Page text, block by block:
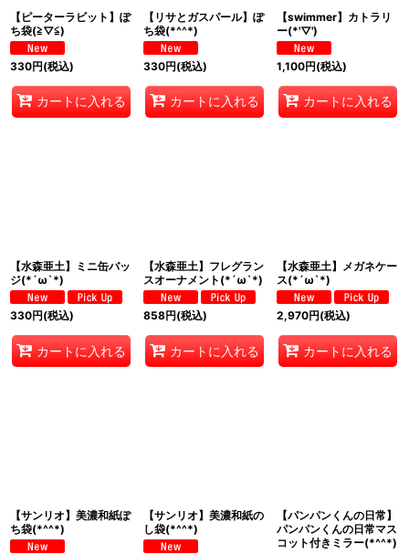
【ピーターラビット】ぽ
ち袋(≧▽≦)
330円(税込)
カートに入れる
【リサとガスパール】ぽ
ち袋(*^^*)
330円(税込)
カートに入れる
【swimmer】カトラリ
ー(*'▽')
1,100円(税込)
カートに入れる
【水森亜土】ミニ缶バッ
ジ(*´ω`*)
330円(税込)
カートに入れる
【水森亜土】フレグラン
スオーナメント(*´ω`*)
858円(税込)
カートに入れる
【水森亜土】メガネケー
ス(*´ω`*)
2,970円(税込)
カートに入れる
【サンリオ】美濃和紙ぽ
ち袋(*^^*)
【サンリオ】美濃和紙の
し袋(*^^*)
【パンパンくんの日常】
パンパンくんの日常マス
コット付きミラー(*^^*)